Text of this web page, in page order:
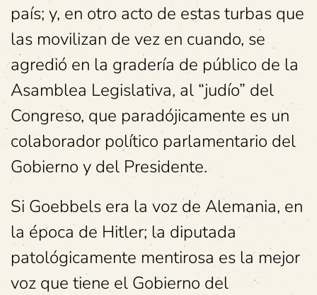
país; y, en otro acto de estas turbas que
las movilizan de vez en cuando, se
agredió en la gradería de público de la
Asamblea Legislativa, al “judío” del
Congreso, que paradójicamente es un
colaborador político parlamentario del
Gobierno y del Presidente.
Si Goebbels era la voz de Alemania, en
la época de Hitler; la diputada
patológicamente mentirosa es la mejor
voz que tiene el Gobierno del